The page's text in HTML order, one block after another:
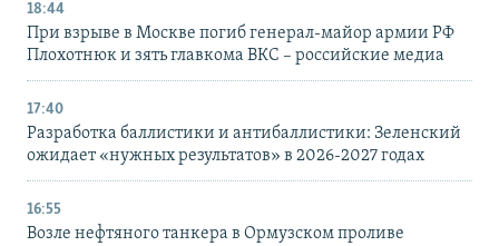
18:44
При взрыве в Москве погиб генерал-майор армии РФ
Плохотнюк и зять главкома ВКС – российские медиа
17:40
Разработка баллистики и антибаллистики: Зеленский
ожидает «нужных результатов» в 2026-2027 годах
16:55
Возле нефтяного танкера в Ормузском проливе